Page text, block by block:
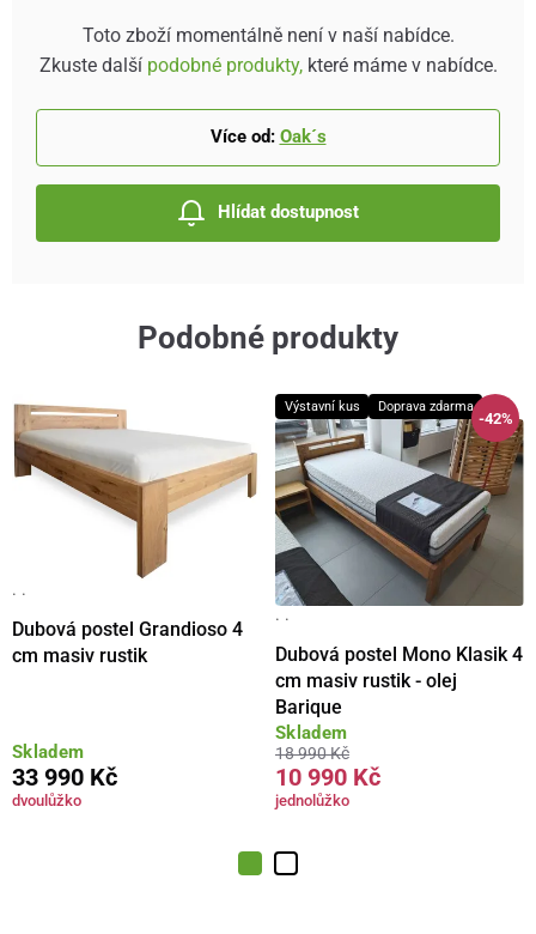
Toto zboží momentálně není v naší nabídce.
Zkuste další podobné produkty,které máme v nabídce.
Více od: Oak´s
Hlídat dostupnost
Podobné produkty
· ·
Dubová postel Grandioso 4
cm masiv rustik
Skladem
33 990 Kč
dvoulůžko
Výstavní kus Doprava zdarma
-42%
· ·
Dubová postel Mono Klasik 4
cm masiv rustik - olej
Barique
Skladem
18 990 Kč
10 990 Kč
jednolůžko